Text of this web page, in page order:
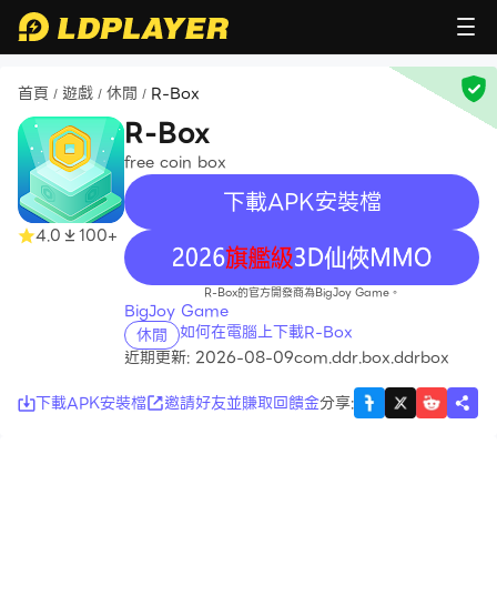
首頁 / 遊戲 / 休閒 / R-Box
4.0 100+
R-Box
free coin box
下載APK安裝檔
recommend
R-Box的官方開發商為BigJoy Game。
BigJoy Game
休閒 如何在電腦上下載R-Box
近期更新: 2026-08-09com.ddr.box.ddrbox
下載APK安裝檔
邀請好友並賺取回饋金分享: